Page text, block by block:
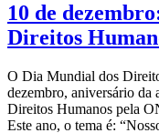
10 de
Direitos
O Dia Mundial dos
dezembro, aniversário da
Direitos Humanos pela
Este ano, o tema é: